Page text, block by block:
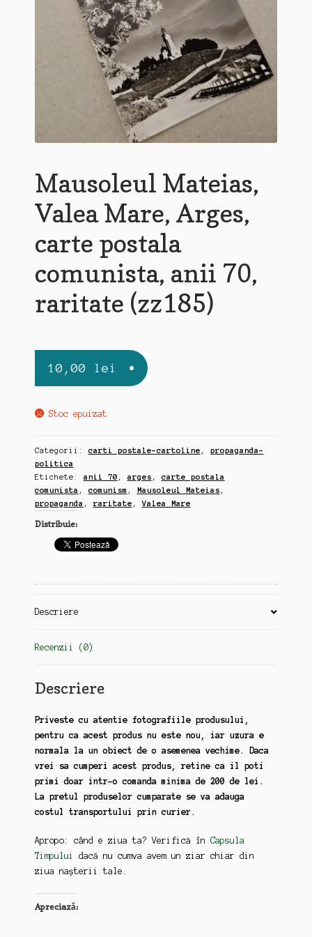
Mausoleul Mateias,
Valea Mare, Arges,
carte postala
comunista, anii 70,
raritate (zz185)
10,00 lei
Stoc epuizat
Categorii:carti postale-cartoline , propaganda-
politica
Etichete:anii 70 ,arges ,carte postala
comunista ,comunism , Mausoleul Mateias ,
propaganda , raritate ,Valea Mare
Distribuie:
Descriere
Recenzii (0)
Descriere
Priveste cu atentie fotografiile produsului,
pentru ca acest produs nu este nou, iar uzura e
normala la un obiect de o asemenea vechime. Daca
vrei sa cumperi acest produs, retine ca il poti
primi doar intr-o comanda minima de 200 de lei.
La pretul produselor cumparate se va adauga
costul transportului prin curier.
Apropo: când e ziua ta? Verifică în Capsula
Timpului
dacă nu cumva avem un ziar chiar din
ziua nașterii tale.
Apreciază: